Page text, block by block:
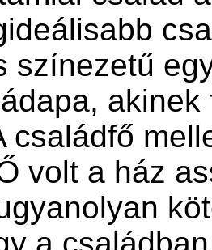
színezetű
családfő
volt a ház
a